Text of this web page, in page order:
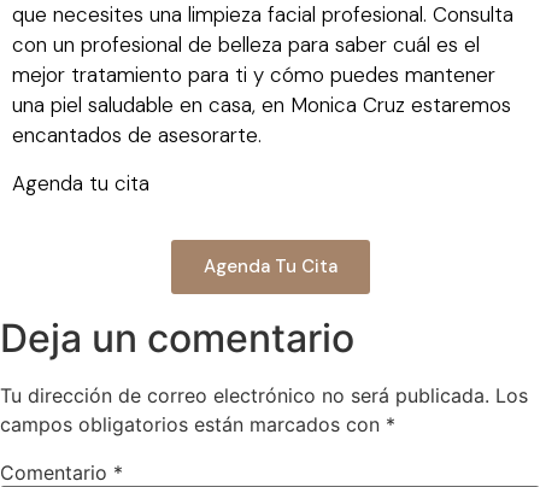
que necesites una limpieza facial profesional. Consulta
con un profesional de belleza para saber cuál es el
mejor tratamiento para ti y cómo puedes mantener
una piel saludable en casa, en Monica Cruz estaremos
encantados de asesorarte.
Agenda tu cita
Agenda Tu Cita
Deja un comentario
Tu dirección de correo electrónico no será publicada. Los
campos obligatorios están marcados con *
Comentario *